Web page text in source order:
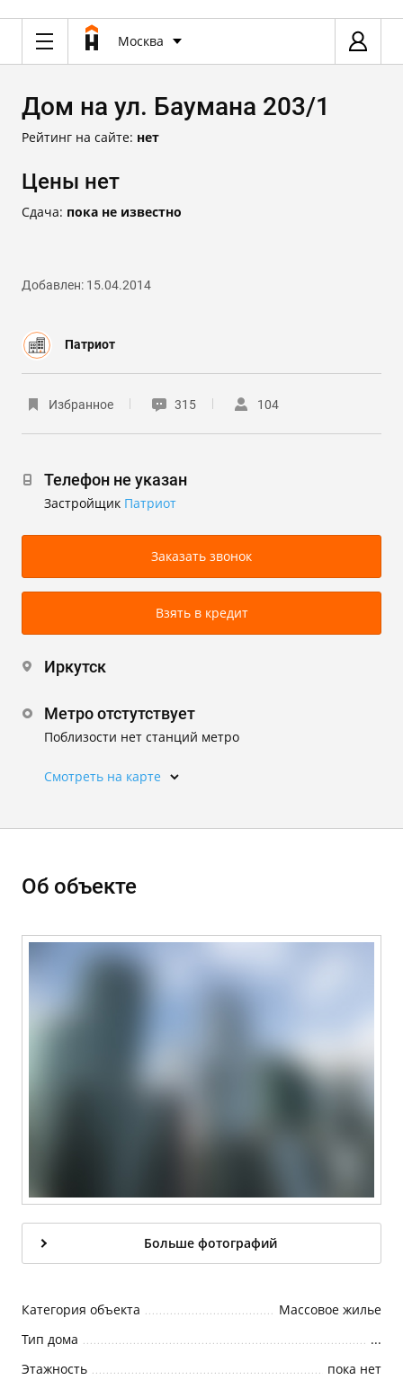
Москва
Дом на ул. Баумана 203/1
Рейтинг на сайте: нет
Цены нет
Сдача: пока не известно
Добавлен: 15.04.2014
Патриот
Избранное 315 104
Телефон не указан
Застройщик Патриот
Заказать звонок
Взять в кредит
Иркутск
Метро отстутствует
Поблизости нет станций метро
Смотреть на карте
Об объекте
Больше фотографий
Категория объекта
Массовое жилье
Тип дома
...
Этажность
пока нет